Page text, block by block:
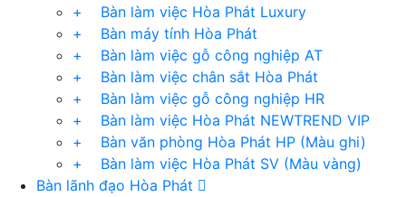
+ Bàn làm việc Hòa Phát Luxury
+ Bàn máy tính Hòa Phát
+ Bàn làm việc gỗ công nghiệp AT
+ Bàn làm việc chân sắt Hòa Phát
+ Bàn làm việc gỗ công nghiệp HR
+ Bàn làm việc Hòa Phát NEWTREND VIP
+ Bàn văn phòng Hòa Phát HP (Màu ghi)
+ Bàn làm việc Hòa Phát SV (Màu vàng)
Bàn lãnh đạo Hòa Phát